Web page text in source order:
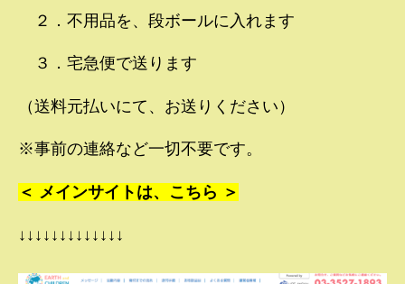
２．不用品を、段ボールに入れます
３．宅急便で送ります
（送料元払いにて、お送りください）
※事前の連絡など一切不要です。
＜ メインサイトは、こちら ＞
↓↓↓↓↓↓↓↓↓↓↓↓↓